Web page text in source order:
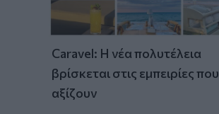
Caravel: Η νέα πολυτέλεια
βρίσκεται στις εμπειρίες που
αξίζουν